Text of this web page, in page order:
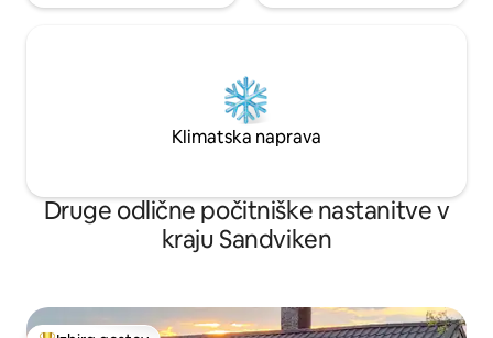
Klimatska naprava
Druge odlične počitniške nastanitve v
kraju Sandviken